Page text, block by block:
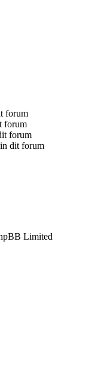
forum
forum
forum
dit forum
Limited